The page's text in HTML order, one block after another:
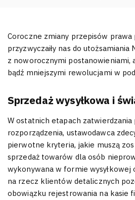
Coroczne zmiany przepisów
przyzwyczaiły nas do
z noworocznymi postanowieniami,
bądź mniejszymi rewolucjami w
Sprzedaż wysyłkowa i
W ostatnich etapach
rozporządzenia, ustawodawca
pierwotne kryteria, jakie muszą
sprzedaż towarów dla osób
wykonywana w formie wysyłkowej
na rzecz klientów detalicznych
obowiązku rejestrowania na kasie